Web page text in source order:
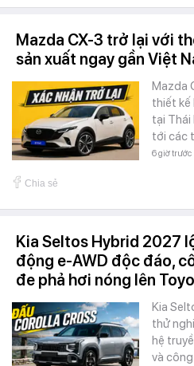
Mazda CX-3 trở lại với
sản xuất ngay gần Việt
Mazda
thiết kế
tại Thái
tới các
6 giờ trước
Chia sẻ
Kia Seltos Hybrid 2027
động e-AWD độc đáo,
đe phả hơi nóng lên
Kia
thử
hệ
và